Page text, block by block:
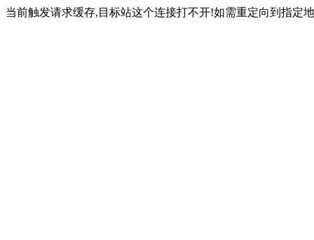
当前触发请求缓存,目标站这个连接打不开!如需重定向到指定